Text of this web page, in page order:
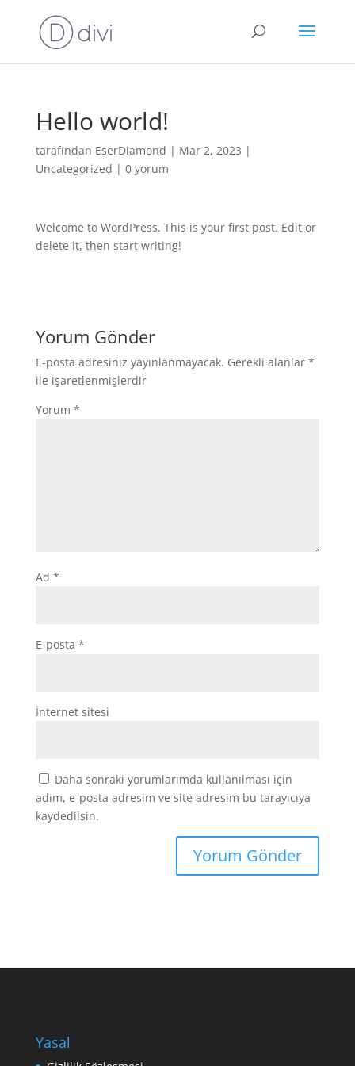
Hello world!
tarafından EserDiamond | Mar 2, 2023 |
Uncategorized | 0 yorum
Welcome to WordPress. This is your first post. Edit or
delete it, then start writing!
Yorum Gönder
E-posta adresiniz yayınlanmayacak. Gerekli alanlar *
ile işaretlenmişlerdir
Yorum *
Ad *
E-posta *
İnternet sitesi
Daha sonraki yorumlarımda kullanılması için
adım, e-posta adresim ve site adresim bu tarayıcıya
kaydedilsin.
Yasal